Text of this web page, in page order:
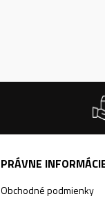
PRÁVNE
Obchodné podmienky